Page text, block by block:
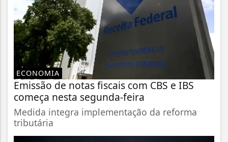
ECONOMIA
Emissão de notas fiscais com CBS e IBS
começa nesta segunda-feira
Medida integra implementação da reforma
tributária